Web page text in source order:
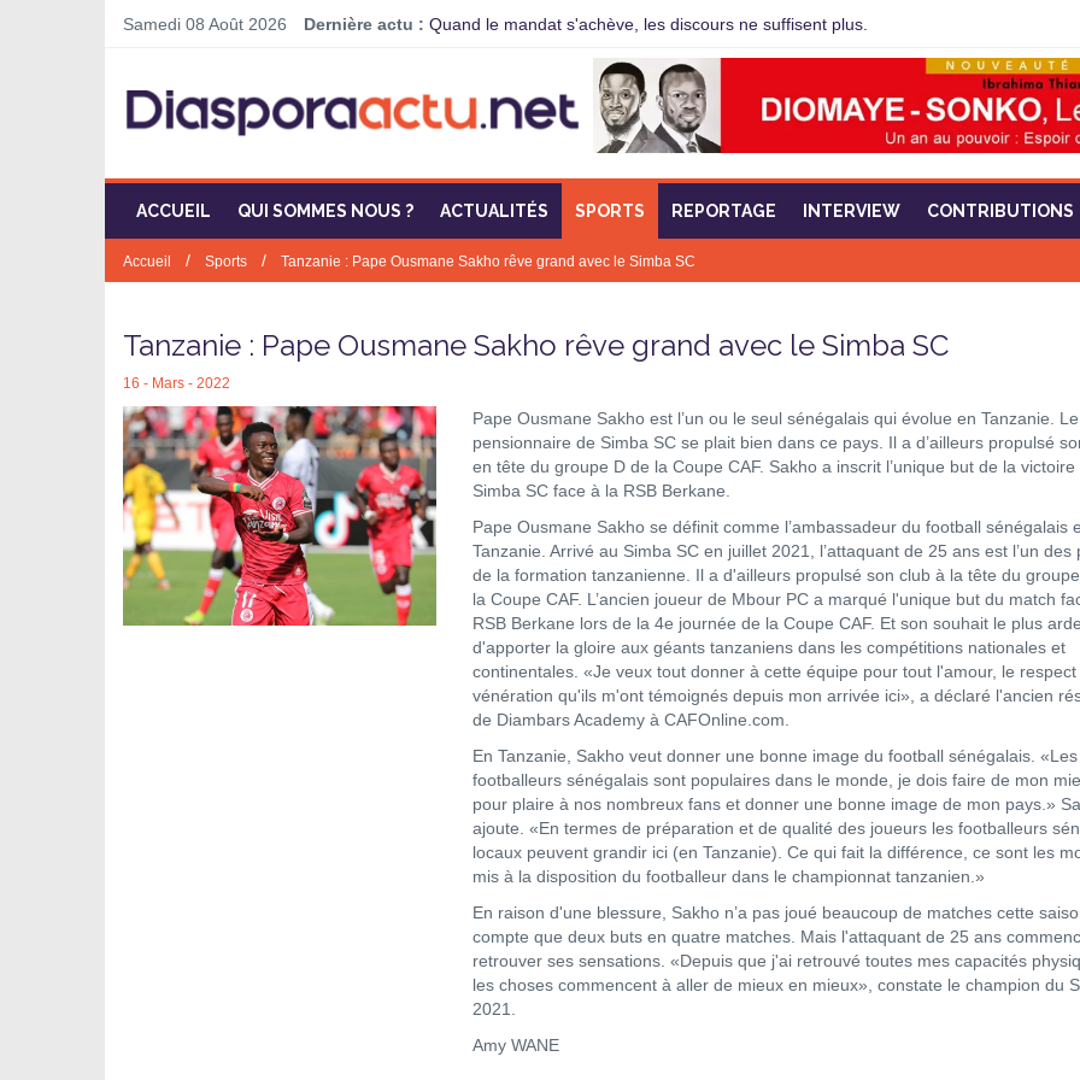
Samedi 08 Août 2026 Dernière actu : Quand le mandat s'achève, les discours ne suffisent plus.
ACCUEIL QUI SOMMES NOUS ? ACTUALITÉS SPORTS REPORTAGE INTERVIEW CONTRIBUTIONS
Accueil / Sports / Tanzanie : Pape Ousmane Sakho rêve grand avec le Simba SC
Tanzanie : Pape Ousmane Sakho rêve grand avec le Simba SC
16 - Mars - 2022
Pape Ousmane Sakho est l’un ou le seul sénégalais qui évolue en Tanzanie. Le
pensionnaire de Simba SC se plait bien dans ce pays. Il a d’ailleurs propulsé
en tête du groupe D de la Coupe CAF. Sakho a inscrit l’unique but de la victoire
Simba SC face à la RSB Berkane.
Pape Ousmane Sakho se définit comme l’ambassadeur du football sénégalais
Tanzanie. Arrivé au Simba SC en juillet 2021, l’attaquant de 25 ans est l’un des
de la formation tanzanienne. Il a d'ailleurs propulsé son club à la tête du
la Coupe CAF. L’ancien joueur de Mbour PC a marqué l'unique but du match
RSB Berkane lors de la 4e journée de la Coupe CAF. Et son souhait le plus
d'apporter la gloire aux géants tanzaniens dans les compétitions nationales et
continentales. «Je veux tout donner à cette équipe pour tout l'amour, le respect
vénération qu'ils m'ont témoignés depuis mon arrivée ici», a déclaré l'ancien
de Diambars Academy à CAFOnline.com.
En Tanzanie, Sakho veut donner une bonne image du football sénégalais. «Les
footballeurs sénégalais sont populaires dans le monde, je dois faire de mon
pour plaire à nos nombreux fans et donner une bonne image de mon pays.»
ajoute. «En termes de préparation et de qualité des joueurs les footballeurs
locaux peuvent grandir ici (en Tanzanie). Ce qui fait la différence, ce sont les
mis à la disposition du footballeur dans le championnat tanzanien.»
En raison d'une blessure, Sakho n’a pas joué beaucoup de matches cette
compte que deux buts en quatre matches. Mais l'attaquant de 25 ans
retrouver ses sensations. «Depuis que j'ai retrouvé toutes mes capacités
les choses commencent à aller de mieux en mieux», constate le champion du
2021.
Amy WANE